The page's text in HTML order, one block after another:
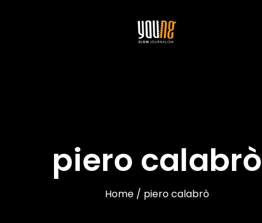
piero calabrò
Home / piero calabrò